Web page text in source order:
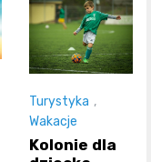
Turystyka ,
Wakacje
Kolonie dla